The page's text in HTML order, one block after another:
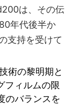
は、その伝
年代後半か
支持を受けて
術の黎明期と
フィルムの限
のバランスを